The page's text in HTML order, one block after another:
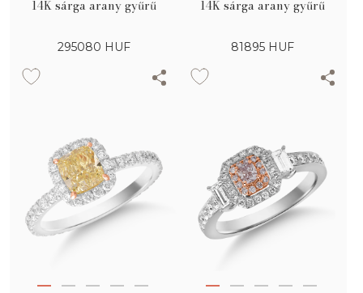
14K sárga arany gyűrű
295080 HUF
14K sárga arany gyűrű
81895 HUF